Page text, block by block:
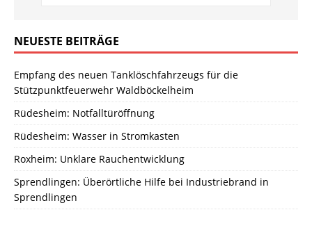
NEUESTE BEITRÄGE
Empfang des neuen Tanklöschfahrzeugs für die
Stützpunktfeuerwehr Waldböckelheim
Rüdesheim: Notfalltüröffnung
Rüdesheim: Wasser in Stromkasten
Roxheim: Unklare Rauchentwicklung
Sprendlingen: Überörtliche Hilfe bei Industriebrand in
Sprendlingen